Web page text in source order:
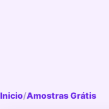
Inicio/Amostras Grátis